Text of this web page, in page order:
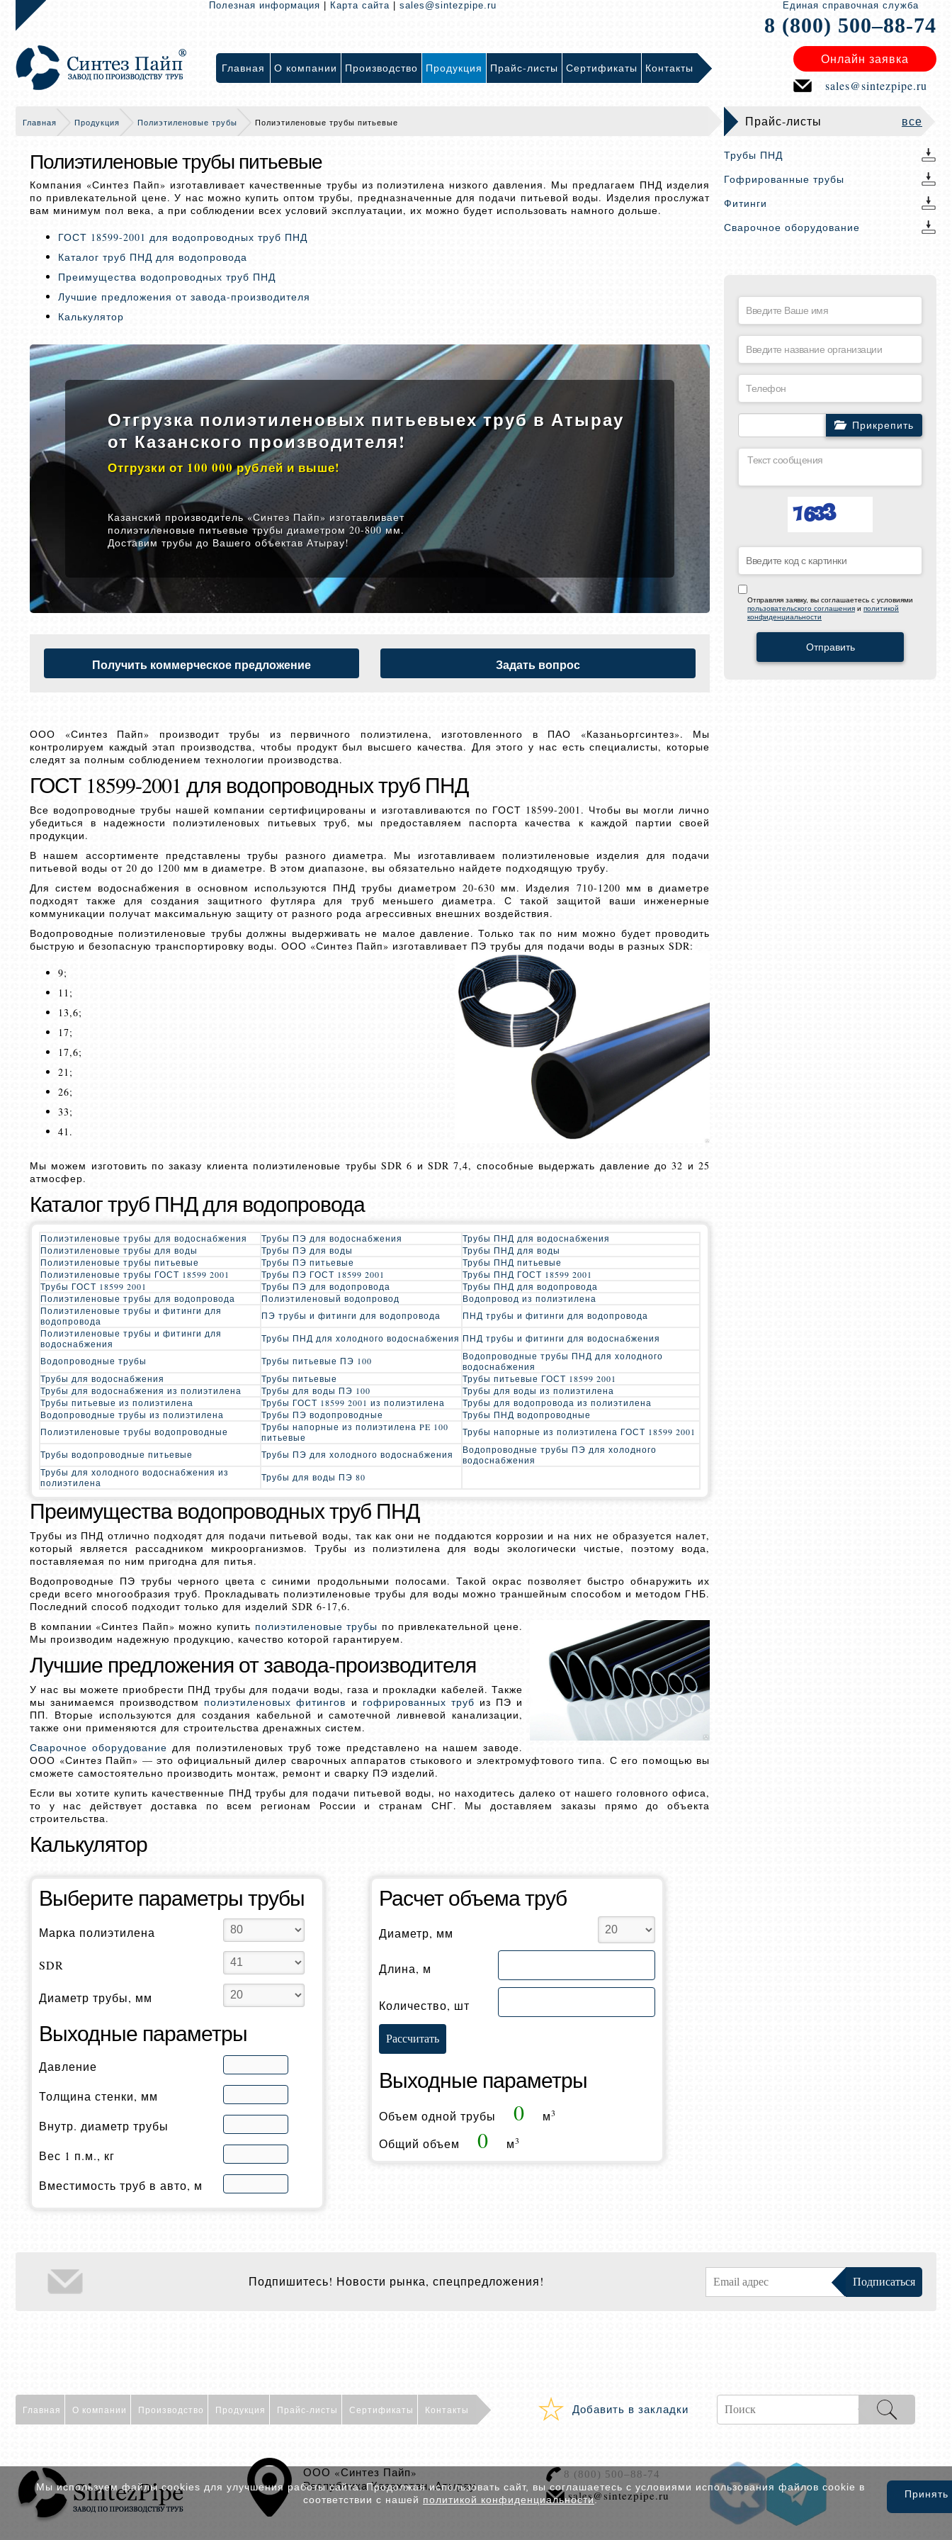
Полезная информация Карта сайта sales@sintezpipe.ru Единая справочная служба
8 (800) 500–88-74
Главная О компании Производство Продукция Прайс-листы Сертификаты Контакты
Онлайн заявка
sales@sintezpipe.ru
Главная Продукция Полиэтиленовые трубы Полиэтиленовые трубы питьевые
Полиэтиленовые трубы питьевые
Компания «Синтез Пайп» изготавливает качественные трубы из полиэтилена низкого давления. Мы предлагаем ПНД изделия
по привлекательной цене. У нас можно купить оптом трубы, предназначенные для подачи питьевой воды. Изделия прослужат
вам минимум пол века, а при соблюдении всех условий эксплуатации, их можно будет использовать намного дольше.
ГОСТ 18599-2001 для водопроводных труб ПНД
Каталог труб ПНД для водопровода
Преимущества водопроводных труб ПНД
Лучшие предложения от завода-производителя
Калькулятор
Отгрузка полиэтиленовых питьевыех труб в Атырау
от Казанского производителя!
Отгрузки от 100 000 рублей и выше!
Казанский производитель «Синтез Пайп» изготавливает
полиэтиленовые питьевые трубы диаметром 20-800 мм.
Доставим трубы до Вашего объектав Атырау!
Получить коммерческое предложение Задать вопрос
ООО «Синтез Пайп» производит трубы из первичного полиэтилена, изготовленного в ПАО «Казаньоргсинтез». Мы
контролируем каждый этап производства, чтобы продукт был высшего качества. Для этого у нас есть специалисты, которые
следят за полным соблюдением технологии производства.
ГОСТ 18599-2001 для водопроводных труб ПНД
Все водопроводные трубы нашей компании сертифицированы и изготавливаются по ГОСТ 18599-2001. Чтобы вы могли лично
убедиться в надежности полиэтиленовых питьевых труб, мы предоставляем паспорта качества к каждой партии своей
продукции.
В нашем ассортименте представлены трубы разного диаметра. Мы изготавливаем полиэтиленовые изделия для подачи
питьевой воды от 20 до 1200 мм в диаметре. В этом диапазоне, вы обязательно найдете подходящую трубу.
Для систем водоснабжения в основном используются ПНД трубы диаметром 20-630 мм. Изделия 710-1200 мм в диаметре
подходят также для создания защитного футляра для труб меньшего диаметра. С такой защитой ваши инженерные
коммуникации получат максимальную защиту от разного рода агрессивных внешних воздействия.
Водопроводные полиэтиленовые трубы должны выдерживать не малое давление. Только так по ним можно будет проводить
быструю и безопасную транспортировку воды. ООО «Синтез Пайп» изготавливает ПЭ трубы для подачи воды в разных SDR:
9;
11;
13,6;
17;
17,6;
21;
26;
33;
41.
Мы можем изготовить по заказу клиента полиэтиленовые трубы SDR 6 и SDR 7,4, способные выдержать давление до 32 и 25
атмосфер.
Каталог труб ПНД для водопровода
Полиэтиленовые трубы для водоснабжения Трубы ПЭ для водоснабжения
Трубы ПНД для водоснабжения
Полиэтиленовые трубы для воды
Трубы ПЭ для воды
Трубы ПНД для воды
Полиэтиленовые трубы питьевые
Трубы ПЭ питьевые
Трубы ПНД питьевые
Полиэтиленовые трубы ГОСТ 18599 2001
Трубы ПЭ ГОСТ 18599 2001
Трубы ПНД ГОСТ 18599 2001
Трубы ГОСТ 18599 2001
Трубы ПЭ для водопровода
Трубы ПНД для водопровода
Полиэтиленовые трубы для водопровода
Полиэтиленовый водопровод
Водопровод из полиэтилена
Полиэтиленовые трубы и фитинги для
водопровода
ПЭ трубы и фитинги для водопровода
ПНД трубы и фитинги для водопровода
Полиэтиленовые трубы и фитинги для
водоснабжения
Трубы ПНД для холодного водоснабжения ПНД трубы и фитинги для водоснабжения
Водопроводные трубы
Трубы питьевые ПЭ 100
Водопроводные трубы ПНД для холодного
водоснабжения
Трубы для водоснабжения
Трубы питьевые
Трубы питьевые ГОСТ 18599 2001
Трубы для водоснабжения из полиэтилена
Трубы для воды ПЭ 100
Трубы для воды из полиэтилена
Трубы питьевые из полиэтилена
Трубы ГОСТ 18599 2001 из полиэтилена
Трубы для водопровода из полиэтилена
Водопроводные трубы из полиэтилена
Трубы ПЭ водопроводные
Трубы ПНД водопроводные
Полиэтиленовые трубы водопроводные
Трубы напорные из полиэтилена PE 100
питьевые
Трубы напорные из полиэтилена ГОСТ 18599 2001
Трубы водопроводные питьевые
Трубы ПЭ для холодного водоснабжения
Водопроводные трубы ПЭ для холодного
водоснабжения
Трубы для холодного водоснабжения из
полиэтилена
Трубы для воды ПЭ 80
Преимущества водопроводных труб ПНД
Трубы из ПНД отлично подходят для подачи питьевой воды, так как они не поддаются коррозии и на них не образуется налет,
который является рассадником микроорганизмов. Трубы из полиэтилена для воды экологически чистые, поэтому вода,
поставляемая по ним пригодна для питья.
Водопроводные ПЭ трубы черного цвета с синими продольными полосами. Такой окрас позволяет быстро обнаружить их
среди всего многообразия труб. Прокладывать полиэтиленовые трубы для воды можно траншейным способом и методом ГНБ.
Последний способ подходит только для изделий SDR 6-17,6.
В компании «Синтез Пайп» можно купить полиэтиленовые трубы по привлекательной цене.
Мы производим надежную продукцию, качество которой гарантируем.
Лучшие предложения от завода-производителя
У нас вы можете приобрести ПНД трубы для подачи воды, газа и прокладки кабелей. Также
мы занимаемся производством полиэтиленовых фитингов и гофрированных труб из ПЭ и
ПП. Вторые используются для создания кабельной и самотечной ливневой канализации,
также они применяются для строительства дренажных систем.
Сварочное оборудование для полиэтиленовых труб тоже представлено на нашем заводе.
ООО «Синтез Пайп» — это официальный дилер сварочных аппаратов стыкового и электромуфтового типа. С его помощью вы
сможете самостоятельно производить монтаж, ремонт и сварку ПЭ изделий.
Если вы хотите купить качественные ПНД трубы для подачи питьевой воды, но находитесь далеко от нашего головного офиса,
то у нас действует доставка по всем регионам России и странам СНГ. Мы доставляем заказы прямо до объекта
строительства.
Калькулятор
Выберите параметры трубы
Марка полиэтилена
SDR
Диаметр трубы, мм
Выходные параметры
Давление
Толщина стенки, мм
Внутр. диаметр трубы
Вес 1 п.м., кг
Вместимость труб в авто, м
Расчет объема труб
Диаметр, мм
Длина, м
Количество, шт
Выходные параметры
Объем одной трубы 0 м3
Общий объем 0 м3
Прайс-листы все
Трубы ПНД
Гофрированные трубы
Фитинги
Сварочное оборудование
Прикрепить
Отправляя заявку, вы соглашаетесь с условиями
пользовательского соглашения и политикой
конфиденциальности
Отправить
Подпишитесь! Новости рынка, спецпредложения!
Главная О компании Производство Продукция Прайс-листы Сертификаты Контакты Добавить в закладки
ООО «Синтез Пайп»
Республика Казахстан, Атырау
8 (800) 500–88-74
sales@sintezpipe.ru
Мы используем файлы cookies для улучшения работы сайта. Продолжая использовать сайт, вы соглашаетесь с условиями использования файлов cookie в
соответствии с нашей политикой конфиденциальности. Принять